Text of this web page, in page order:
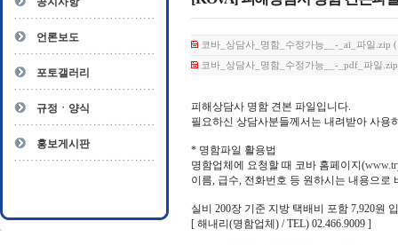
- 전문수련감독자
- 전문수련기관
자격복원
언론보도
포토갤러리
규정ㆍ양식
홍보게시판
코바_상담사_명함_수정가능__-_ai_파일.zip
코바_상담사_명함_수정가능__-_pdf_파일
피해상담사 명함 견본 파일입니다.
필요하신 상담사분들께서는 내려받아 사용
* 명함파일 활용법
명함업체에 요청할 때 코바 홈페이지(
이름, 급수, 전화번호 등 원하시는 내용으로
실비 200장 기준 지방 택배비 포함 7,920원
[ 해내리(명함업체) / TEL) 02.466.9009 ]